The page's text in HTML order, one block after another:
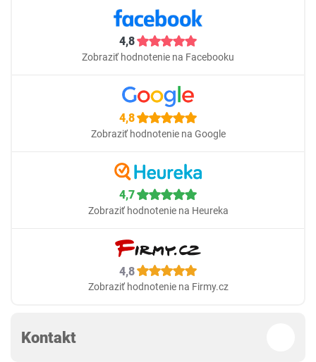
4,8
Zobraziť hodnotenie na Facebooku
4,8
Zobraziť hodnotenie na Google
4,7
Zobraziť hodnotenie na Heureka
4,8
Zobraziť hodnotenie na Firmy.cz
Kontakt